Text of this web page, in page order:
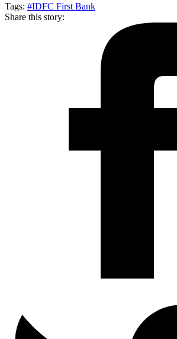
Tags: #IDFC First Bank
Share this story: